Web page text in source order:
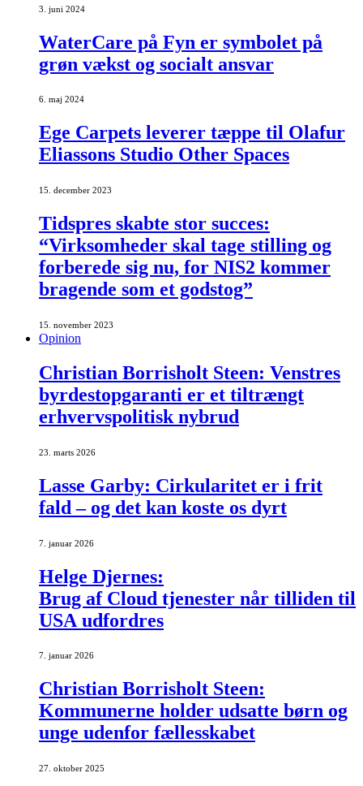
3. juni 2024
WaterCare på Fyn er symbolet på
grøn vækst og socialt ansvar
6. maj 2024
Ege Carpets leverer tæppe til Olafur
Eliassons Studio Other Spaces
15. december 2023
Tidspres skabte stor succes:
“Virksomheder skal tage stilling og
forberede sig nu, for NIS2 kommer
bragende som et godstog”
15. november 2023
Opinion
Christian Borrisholt Steen: Venstres
byrdestopgaranti er et tiltrængt
erhvervspolitisk nybrud
23. marts 2026
Lasse Garby: Cirkularitet er i frit
fald – og det kan koste os dyrt
7. januar 2026
Helge Djernes:
Brug af Cloud tjenester når tilliden til
USA udfordres
7. januar 2026
Christian Borrisholt Steen:
Kommunerne holder udsatte børn og
unge udenfor fællesskabet
27. oktober 2025